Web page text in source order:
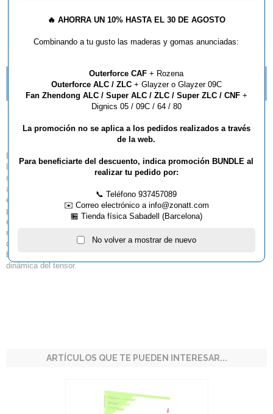
TE GUSTAN LOS PICOS? NUEVAS IMPARTIAL DE
BUTTERFLY
Goma ANDRO NUZN 48
La Nuzn 48 lleva a un nivel superior la combinación de una superficie
ligeramente adherente y una esponja tensora cuidadosamente ajustada,
creada para jugadores que buscan explosividad y efecto en su juego de
ataque. Esta combinación ofrece un grip máximo, un rebote dinámico y
esa sensación tan característica de la esponja tensora. La geometría
perfeccionada de los picos mejora aún más la trayectoria y la
explosividad, mientras que la superficie resistente garantiza un
rendimiento constante y unas características de juego estables a lo largo
del tiempo. Elige la Nuzn 48 si eres un atacante de nivel avanzado que
busca efectos, velocidad y potencia sin concesiones con la moderna
dinámica del tensor.
ARTÍCULOS QUE TE PUEDEN INTERESAR...
🔥 AHORRA UN 10% HASTA EL 30 DE AGOSTO
Combinando a tu gusto las maderas y gomas anunciadas:
Outerforce CAF + Rozena
Outerforce ALC / ZLC+ Glayzer o Glayzer 09C
Fan Zhendong ALC / Super ALC / ZLC / Super ZLC / CNF+
Dignics 05 / 09C / 64 / 80
La promoción no se aplica a los pedidos realizados a través
de la web.
Para beneficiarte del descuento, indica promoción BUNDLE al
realizar tu pedido por:
📞 Teléfono 937457089
✉️ Correo electrónico a info@zonatt.com
🏪 Tienda física Sabadell (Barcelona)
No volver a mostrar de nuevo